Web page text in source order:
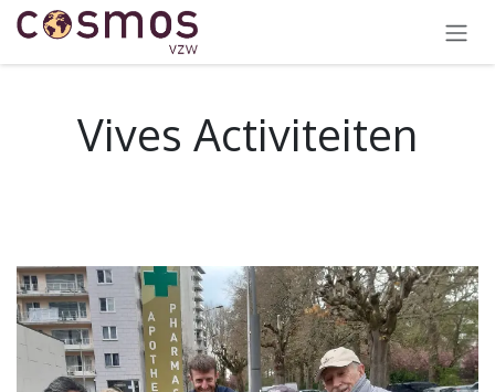
OVERSLAAN NAAR INHOUD
Vives Activiteiten